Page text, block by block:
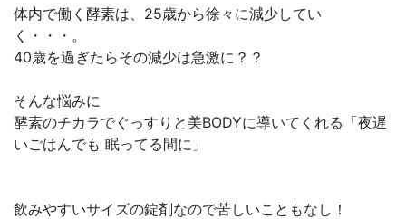
体内で働く酵素は、25歳から徐々に減少してい
く・・・。
40歳を過ぎたらその減少は急激に？？
そんな悩みに
酵素のチカラでぐっすりと美BODYに導いてくれる「夜遅
いごはんでも 眠ってる間に」
飲みやすいサイズの錠剤なので苦しいこともなし！